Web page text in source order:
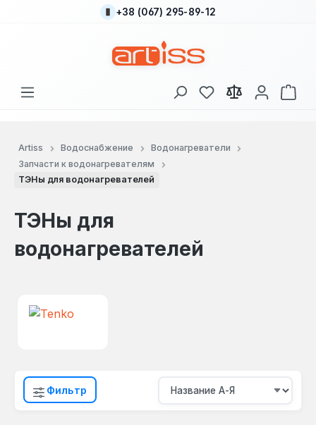
Перейти к основному содержанию
+38 (067) 295-89-12
У вас есть товары
В
Artiss Водоснабжение
Водонагреватели
Запчасти к водонагревателям
ТЭНы для водонагревателей
ТЭНы для
водонагревателей
Фильтр